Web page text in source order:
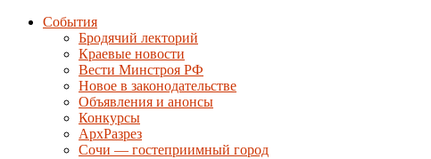
События
Бродячий лекторий
Краевые новости
Вести Минстроя РФ
Новое в законодательстве
Объявления и анонсы
Конкурсы
АрхРазрез
Сочи — гостеприимный город